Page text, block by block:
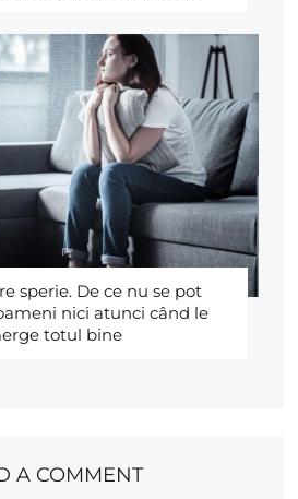
sperie. De ce nu se pot
nici atunci când le
totul bine
A COMMENT